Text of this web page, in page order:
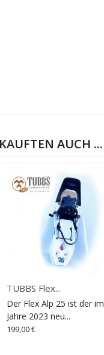
AUCH ...
TUBBS Flex...
Der Flex Alp 25 ist der im
Jahre 2023 neu...
199,00 €